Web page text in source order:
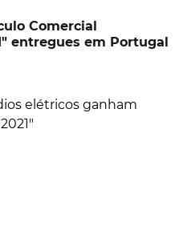
Comercial
entregues em Portugal